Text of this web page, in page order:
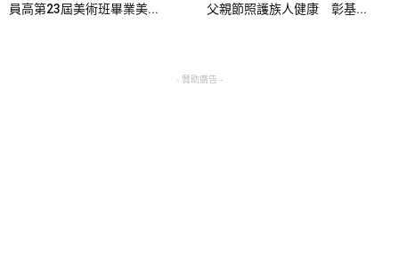
員高第23屆美術班畢業美... 父親節照護族人健康 彰基...
- 贊助廣告 -